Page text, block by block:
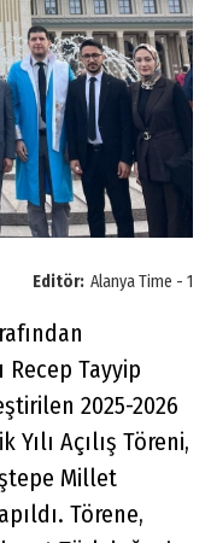
Editör: Alanya Time - 1
Tayyip
2025-2026
Açılış Töreni,
Millet
Törene,